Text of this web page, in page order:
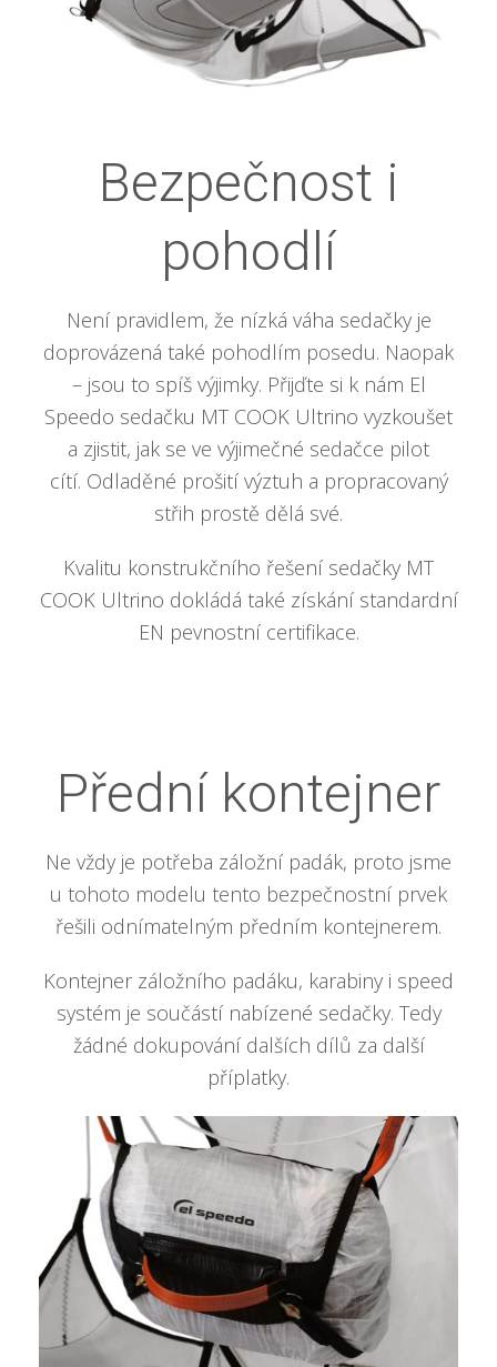
Bezpečnost i
pohodlí
Není pravidlem, že nízká váha sedačky je
doprovázená také pohodlím posedu. Naopak
– jsou to spíš výjimky. Přijďte si k nám El
Speedo sedačku MT COOK Ultrino vyzkoušet
a zjistit, jak se ve výjimečné sedačce pilot
cítí. Odladěné prošití výztuh a propracovaný
střih prostě dělá své.
Kvalitu konstrukčního řešení sedačky MT
COOK Ultrino dokládá také získání standardní
EN pevnostní certifikace.
Přední kontejner
Ne vždy je potřeba záložní padák, proto jsme
u tohoto modelu tento bezpečnostní prvek
řešili odnímatelným předním kontejnerem.
Kontejner záložního padáku, karabiny i speed
systém je součástí nabízené sedačky. Tedy
žádné dokupování dalších dílů za další
příplatky.